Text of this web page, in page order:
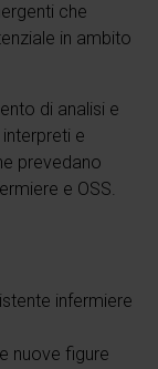
che
in ambito
di analisi e
e
prevedano
e OSS.
infermiere
nuove figure